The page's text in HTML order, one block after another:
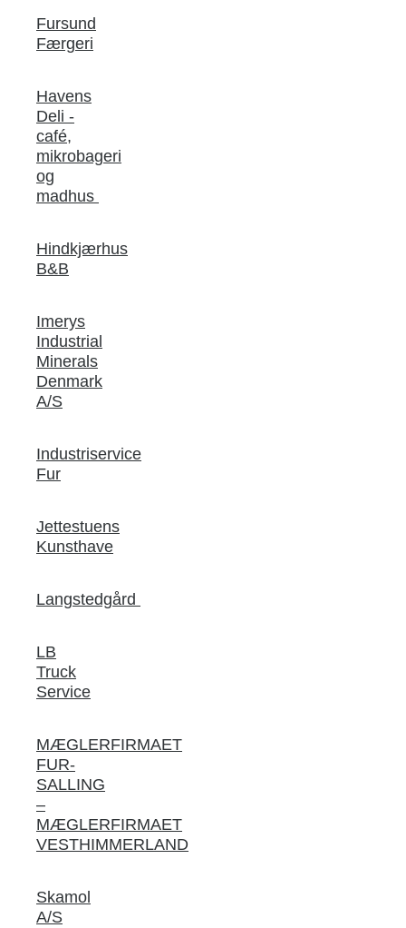
Fursund
Færgeri
Havens
Deli -
café,
mikrobageri
og
madhus
Hindkjærhus
B&B
Imerys
Industrial
Minerals
Denmark
A/S
Industriservice
Fur
Jettestuens
Kunsthave
Langstedgård
LB
Truck
Service
MÆGLERFIRMAET
FUR-
SALLING
–
MÆGLERFIRMAET
VESTHIMMERLAND
Skamol
A/S